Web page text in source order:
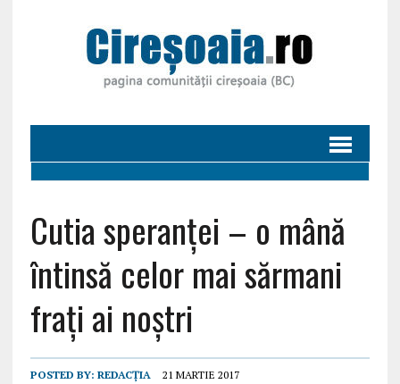
Cutia speranţei – o mână
întinsă celor mai sărmani
fraţi ai noştri
POSTED BY: REDACȚIA 21 MARTIE 2017